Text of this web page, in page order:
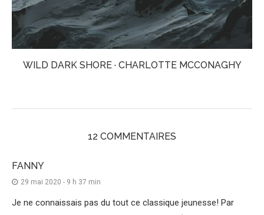
WILD DARK SHORE · CHARLOTTE MCCONAGHY
12 COMMENTAIRES
FANNY
29 mai 2020 - 9 h 37 min
Je ne connaissais pas du tout ce classique jeunesse! Par